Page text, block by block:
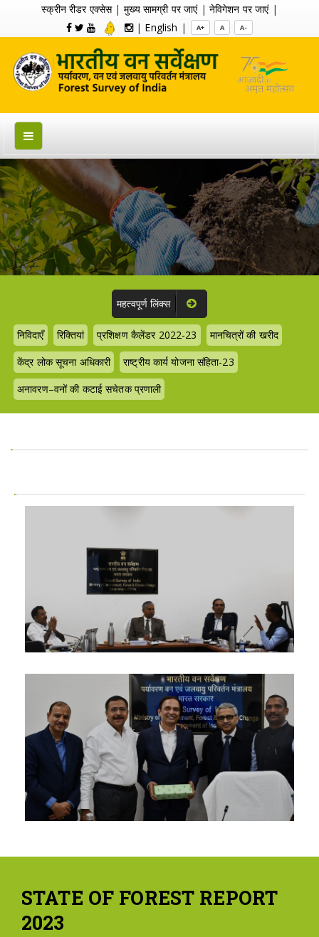
स्क्रीन रीडर एक्सेस| मुख्य सामग्री पर जाएं| नेविगेशन पर जाएं|
| English | A+ A A-
महत्वपूर्ण लिंक्स
निविदाएँ रिक्तियां प्रशिक्षण कैलेंडर 2022-23
मानचित्रों की खरीद
केंद्र लोक सूचना अधिकारी
राष्ट्रीय कार्य योजना संहिता-23
अनावरण–वनों की कटाई सचेतक प्रणाली
STATE OF FOREST REPORT
2023